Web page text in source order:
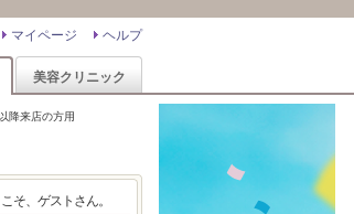
ヘルプ
マイページ
美容クリニック
降来店の方用
そ、ゲストさん。